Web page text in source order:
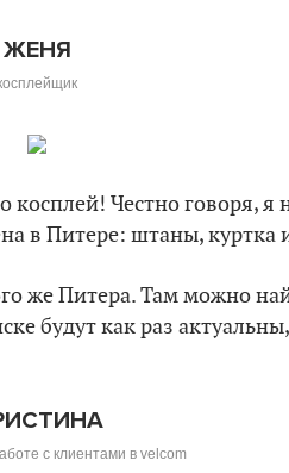
ЖЕНЯ
косплей! Честно говоря, я
в Питере: штаны, куртка
же Питера. Там можно
будут как раз
с клиентами в velcom